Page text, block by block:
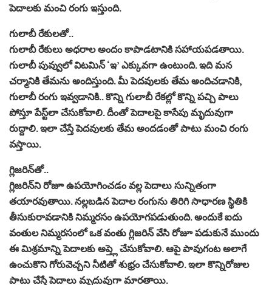
పెదాలకు మంచి రంగు ఇస్తుంది.
గులాబీ రేకులతో..
గులాబీ రేకులు అధరాల అందం కాపాడటానికి సహాయపడతాయి.
గులాబీ పువ్వులో విటమిన్ ‘ఇ’ ఎక్కువగా ఉంటుంది. ఇది మన
చర్మానికి తేమను అందిస్తుంది. మీ పెదవులకు తేమ అందిచడానికి,
గులాబీ రంగు ఇవ్వడానికి.. కొన్ని గులాబీ రేకల్లో కొన్ని పచ్చి పాలు
పోస్తూ పేస్ట్‌లా చేసుకోవాలి. దీంతో పెదాలపై కాసేపు మృదువుగా
రుద్దాలి. ఇలా చేస్తే పెదవులకు తేమ అందడంతో పాటు మంచి రంగు
వస్తాయి.
గ్లిజరిన్‌తో..
గ్లిజరిన్‌ని రోజూ ఉపయోగించడం వల్ల పెదాలు సున్నితంగా
తయారవుతాయి. నల్లబడిన పెదాల రంగును తిరిగి సాధారణ స్థితికి
తీసుకురావడానికి నిమ్మరసం ఉపయోగపడుతుంది. అందుకే ఐదు
వంతుల నిమ్మరసంలో ఒక వంతు గ్లిజరిన్ వేసి రోజూ పడుకునే ముందు
ఈ మిశ్రమాన్ని పెదాలకు అప్త్లె చేసుకోవాలి. ఆపై పావుగంట అలాగే
ఉంచుకొని గోరువెచ్చని నీటితో శుభ్రం చేసుకోవాలి. ఇలా కొన్నిరోజుల
పాటు చేస్తే పెదాలు మృదువుగా మారతాయి.